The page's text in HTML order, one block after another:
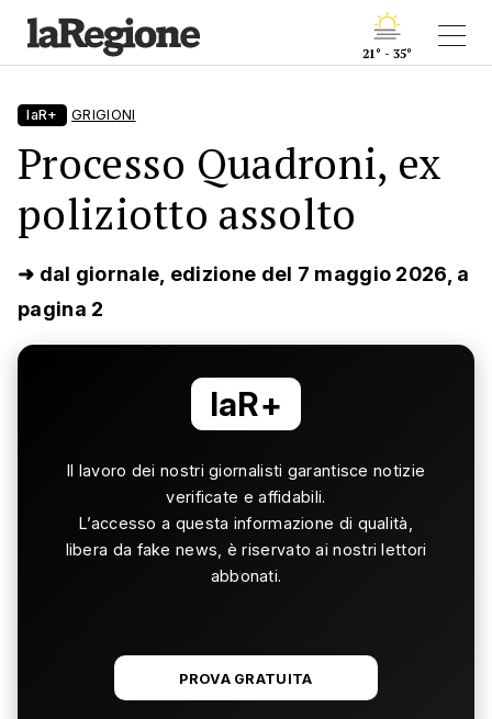
21° - 35°
laR+ GRIGIONI
Processo Quadroni, ex
poliziotto assolto
➜ dal giornale, edizione del 7 maggio 2026, a
pagina 2
laR+
Il lavoro dei nostri giornalisti garantisce notizie
verificate e affidabili.
L’accesso a questa informazione di qualità,
libera da fake news, è riservato ai nostri lettori
abbonati.
PROVA GRATUITA